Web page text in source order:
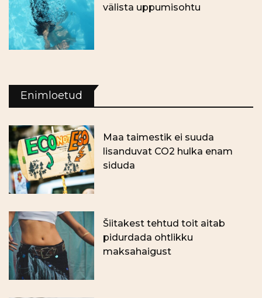
välista uppumisohtu
Enimloetud
Maa taimestik ei suuda
lisanduvat CO2 hulka enam
siduda
Šiitakest tehtud toit aitab
pidurdada ohtlikku
maksahaigust